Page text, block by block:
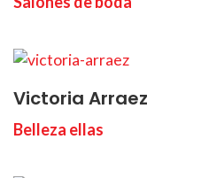
Victoria Arraez
Belleza ellas